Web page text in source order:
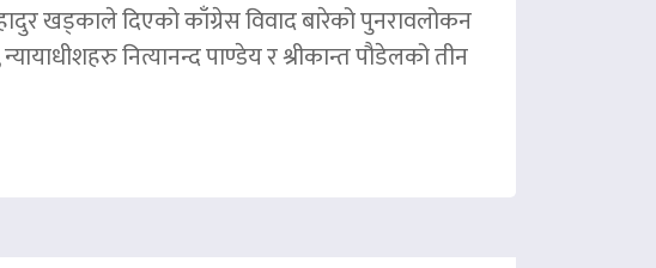
खड्काले दिएको काँग्रेस विवाद बारेको पुनरावलोकन
नित्यानन्द पाण्डेय र श्रीकान्त पौडेलको तीन